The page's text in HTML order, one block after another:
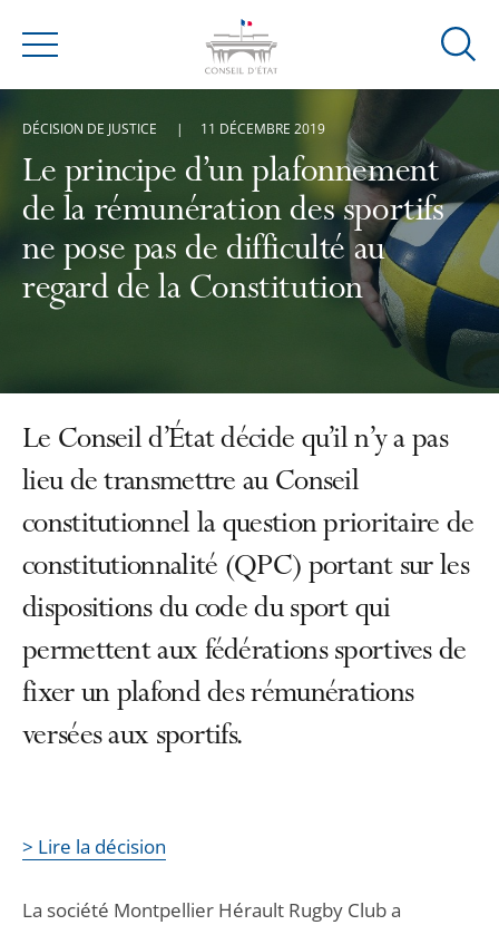
Menu
Ouvrir
Le principe d’un plafonnement
de la rémunération des sportifs
ne pose pas de difficulté au
regard de la Constitution
DÉCISION DE JUSTICE 11 DÉCEMBRE 2019
Le Conseil d’État décide qu’il n’y a pas
lieu de transmettre au Conseil
constitutionnel la question prioritaire de
constitutionnalité (QPC) portant sur les
dispositions du code du sport qui
permettent aux fédérations sportives de
fixer un plafond des rémunérations
versées aux sportifs.
> Lire la décision
La société Montpellier Hérault Rugby Club a